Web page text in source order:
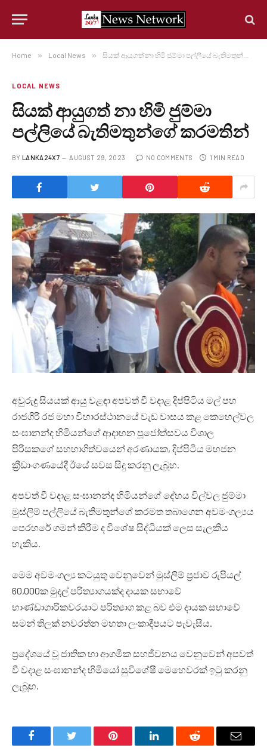
Home » Local News » සියක් ආයුගත් නා හිමි ජුම්මා පල්ලියේ බැතිමතුන්ගේ කරමතින්
LOCAL NEWS
සියක් ආයුගත් නා හිමි ජුම්මා
පල්ලියේ බැතිමතුන්ගේ කරමතින්
BY LANKA24X7 AUGUST 29, 2023 NO COMMENTS 1 MIN READ
අවුරුදු සියයක් ආයු වළඳා අපවත් වී වදාළ දිප්පිටිය මල් පහ
රාජගිරි රජ මහා විහාරස්ථානයේ වැඩ වාසය කළ කෙහෙල්වල
සංඝානන්ද හිමියන්ගේ ආදාහන පූජෝත්සවය විශාල
පිරිසකගේ සහභාගිත්වයෙන් අරණායක, දිප්පිටිය මහජන
ක්‍රීඩාංගණයේදී ඊයේ සවස සිදු කරනු ලැබූහ.
අපවත් වී වදාළ සංඝානන්ද හිමියන්ගේ දේහය විල්වල ජුම්මා
මුස්ලිම් පල්ලියේ බැතිමතුන්ගේ කරමත තබාගෙන අවමංගල්‍යය
පෙරහරේ ගමන් කිරීම ද විශේෂ සිද්ධියක් ලෙස සැලකිය
හැකිය.
මෙම අවමංගල්‍ය කටයුතු වෙනුවෙන් මුස්ලිම් ප්‍රජාව රුපියල්
60,000ක මුදල් පරිත්‍යාගයක්ද දායක සභාවේ
භාණ්ඩාගාරිකවරයාට පරිත්‍යාග කළ බව එම දායක සභාවේ
සමන් තිලක් නවරත්න මහතා ලංකාදීපයට පැවැසීය.
ප්‍රදේශයේ වූ ජාතික හා ආගමික සහජීවනය වෙනුවෙන් අපවත්
වී වදාළ සංඝානන්ද හිමියෝ සුවිශේෂී මෙහෙවරක් ඉටු කරනු
ලැබූහ.
FacebookTwitter Pinterest LinkedInReddit Email